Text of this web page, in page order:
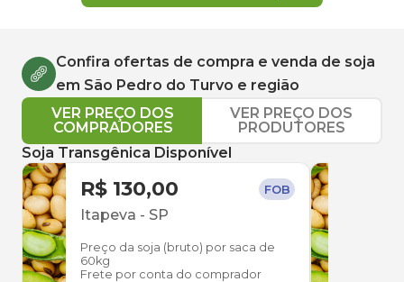
Confira ofertas de compra e venda de soja
em São Pedro do Turvo e região
VER PREÇO DOS
COMPRADORES
VER PREÇO DOS
PRODUTORES
Soja Transgênica Disponível
R$ 130,00 FOB
Itapeva - SP
Preço da soja (bruto) por saca de
60kg
Frete por conta do comprador